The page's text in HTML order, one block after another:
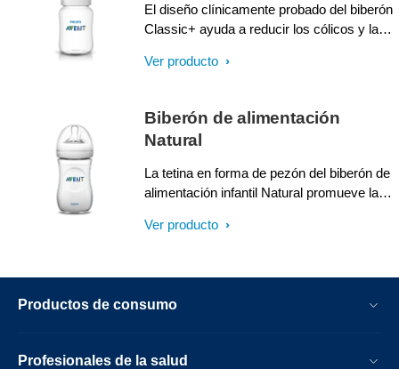
El diseño clínicamente probado del biberón
Classic+ ayuda a reducir los cólicos y las
ergonómico permite una alimentación
Ver producto
Biberón de alimentación
Natural
La tetina en forma de pezón del biberón de
alimentación infantil Natural promueve la
combinación con la lactancia. Los pétalos
Ver producto
Productos de consumo
Profesionales de la salud